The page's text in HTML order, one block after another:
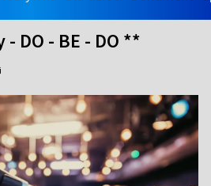
DO - BE - DO **